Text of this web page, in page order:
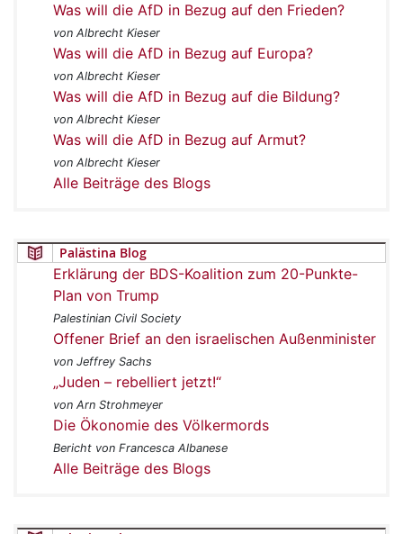
Was will die AfD in Bezug auf den Frieden?
von Albrecht Kieser
Was will die AfD in Bezug auf Europa?
von Albrecht Kieser
Was will die AfD in Bezug auf die Bildung?
von Albrecht Kieser
Was will die AfD in Bezug auf Armut?
von Albrecht Kieser
Alle Beiträge des Blogs
Palästina Blog
Erklärung der BDS-Koalition zum 20-Punkte-
Plan von Trump
Palestinian Civil Society
Offener Brief an den israelischen Außenminister
von Jeffrey Sachs
„Juden – rebelliert jetzt!“
von Arn Strohmeyer
Die Ökonomie des Völkermords
Bericht von Francesca Albanese
Alle Beiträge des Blogs